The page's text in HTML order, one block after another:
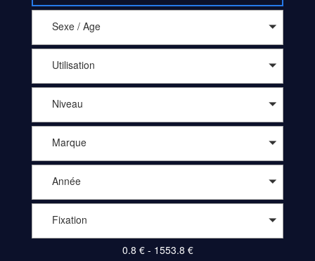
Sexe / Age
Utilisation
Niveau
Marque
Année
Fixation